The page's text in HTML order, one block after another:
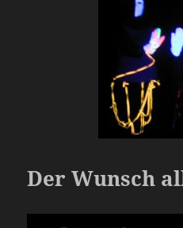
Der Wunsch